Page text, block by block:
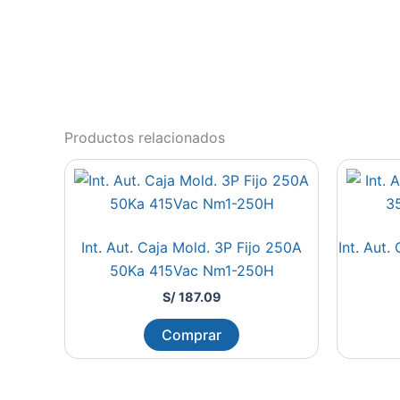
Productos relacionados
Int. Aut. Caja Mold. 3P Fijo 250A
50Ka 415Vac Nm1-250H
S/187.09
Comprar
Int. Aut.